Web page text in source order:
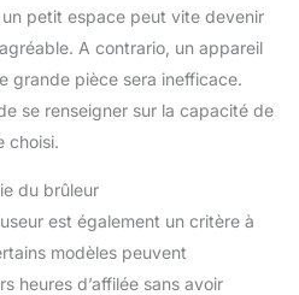
petit espace peut vite devenir
A contrario, un appareil
grande pièce sera inefficace.
se renseigner sur la capacité de
choisi.
du brûleur
est également un critère à
modèles peuvent
heures d’affilée sans avoir